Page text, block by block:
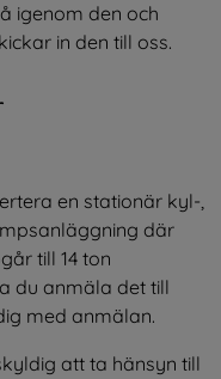
igenom den och
in den till oss.
en stationär kyl-,
där
till 14 ton
du anmäla det till
med anmälan.
att ta hänsyn till